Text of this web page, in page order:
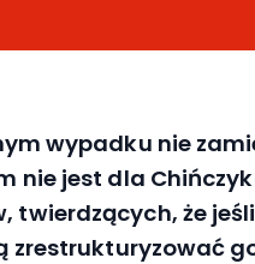
wypadku nie
nie jest dla
że
zrestrukturyzować